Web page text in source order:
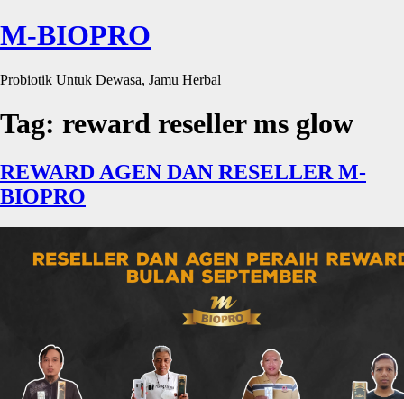
M-BIOPRO
Probiotik Untuk Dewasa, Jamu Herbal
Tag: reward reseller ms glow
REWARD AGEN DAN RESELLER M-
BIOPRO